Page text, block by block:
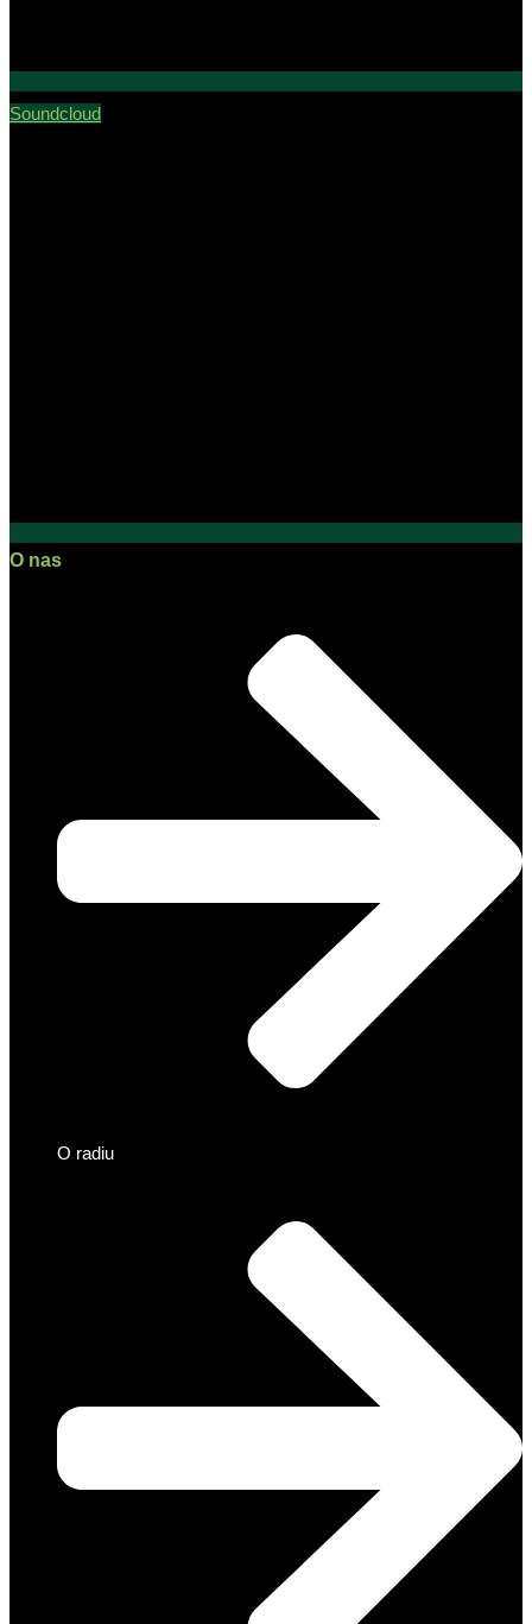
Soundcloud
O nas
O radiu